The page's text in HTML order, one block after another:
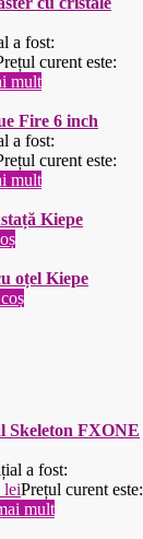
a fost:
curent este:
mult
Fire 6 inch
a fost:
curent este:
mult
Kiepe
oțel Kiepe
Skeleton FXONE
a fost:
leiPrețul curent este:
mult